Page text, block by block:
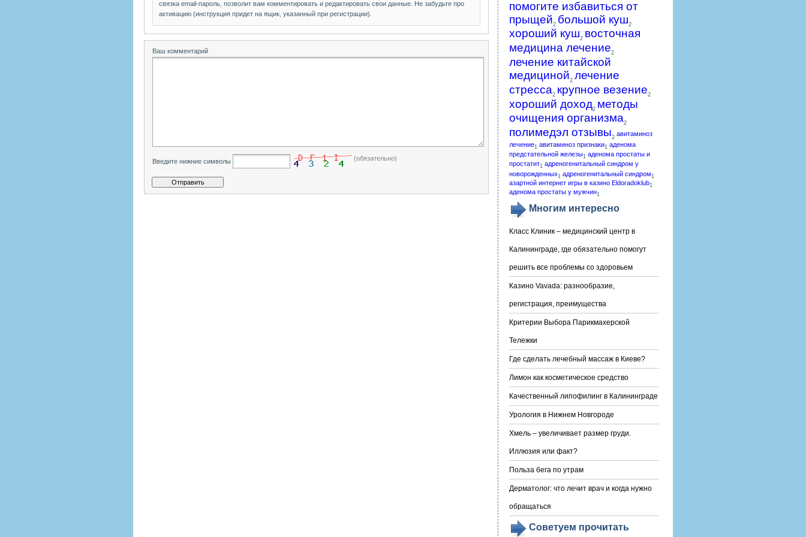
связка email-пароль, позволит вам комментировать и редактировать свои данные. Не забудьте про
активацию (инструкция придет на ящик, указанный при регистрации).
Ваш комментарий
Введите нижние символы (обязательно)
помогите избавиться от
прыщей2 большой куш2
хороший куш2 восточная
медицина лечение2
лечение китайской
медициной2 лечение
стресса2 крупное везение2
хороший доход2 методы
очищения организма2
полимедэл отзывы2 авитаминоз
лечение1 авитаминоз признаки1 аденома
предстательной железы1 аденома простаты и
простатит1 адреногенитальный синдром у
новорожденных 1 адреногенитальный синдром 1
азартной интернет игры в казино Eldoradoklub1
аденома простаты у мужчин1
Многим интересно
Класс Клиник – медицинский центр в
Калининграде, где обязательно помогут
решить все проблемы со здоровьем
Казино Vavada: разнообразие,
регистрация, преимущества
Критерии Выбора Парикмахерской
Тележки
Где сделать лечебный массаж в Киеве?
Лимон как косметическое средство
Качественный липофилинг в Калининграде
Урология в Нижнем Новгороде
Хмель – увеличивает размер груди.
Иллюзия или факт?
Польза бега по утрам
Дерматолог: что лечит врач и когда нужно
обращаться
Советуем прочитать